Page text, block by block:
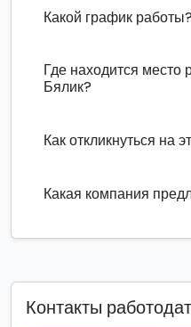
Какой график работы?
Где находится место
Бялик?
Как откликнуться на
Какая компания
Контакты